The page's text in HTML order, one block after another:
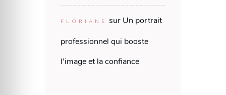
FLORIANE sur Un portrait
professionnel qui booste
l’image et la confiance